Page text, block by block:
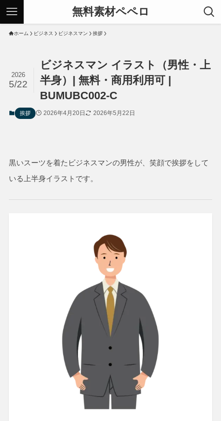
無料素材ペペロ
ホーム ビジネス ビジネスマン 挨拶
ビジネスマン イラスト（男性・上
半身）| 無料・商用利用可 |
BUMUBC002-C
2026
5/22
挨拶 2026年4月20日 2026年5月22日
黒いスーツを着たビジネスマンの男性が、笑顔で挨拶をして
いる上半身イラストです。